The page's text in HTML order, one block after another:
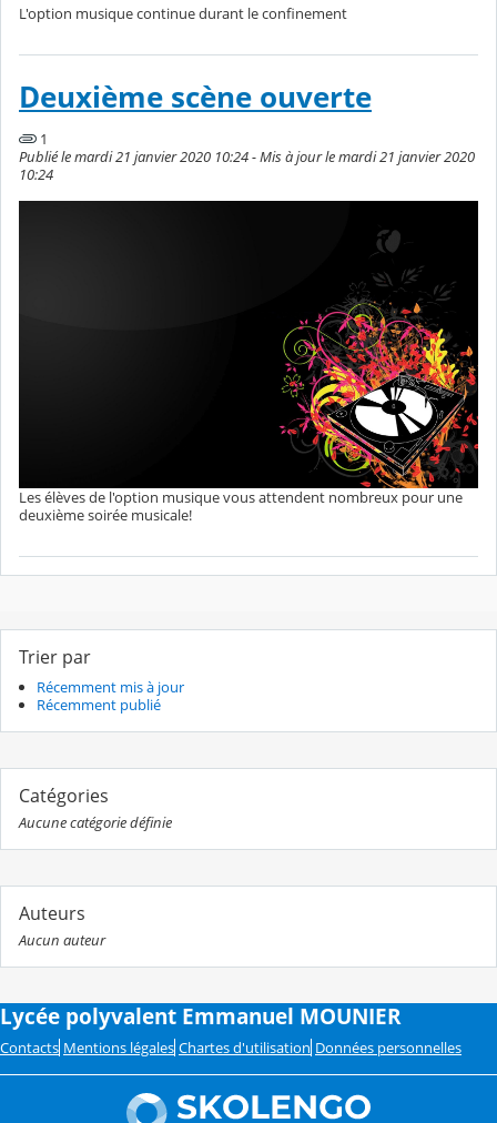
L'option musique continue durant le confinement
Deuxième scène ouverte
1
Publié le mardi 21 janvier 2020 10:24 - Mis à jour le mardi 21 janvier 2020
10:24
Les élèves de l'option musique vous attendent nombreux pour une
deuxième soirée musicale!
Trier par
Récemment mis à jour
Récemment publié
Catégories
Aucune catégorie définie
Auteurs
Aucun auteur
Lycée polyvalent Emmanuel MOUNIER
Contacts Mentions légales Chartes d'utilisation Données personnelles